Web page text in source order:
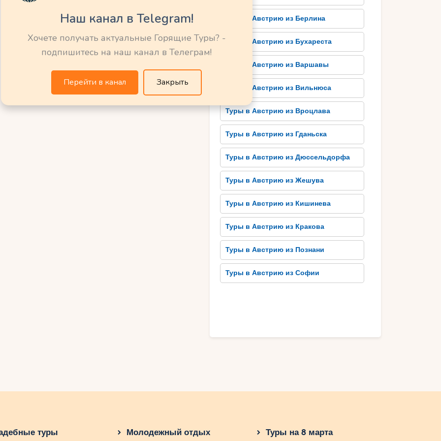
– от легких для начинающих до
того, на курорте есть множество
склонах, которые помогут сделать
фрирайда на незабываемых
неповторимые эмоции и большую
Туры в Австрию из Берлина
Туры в Австрию из Бухареста
Туры в Австрию из Варшавы
Туры в Австрию из Вильнюса
Туры в Австрию из Вроцлава
Туры в Австрию из Гданьска
Туры в Австрию из Дюссельдорфа
Туры в Австрию из Жешува
Туры в Австрию из Кишинева
Туры в Австрию из Кракова
Туры в Австрию из Познани
Туры в Австрию из Софии
туры Молодежный отдых Туры на 8 марта
Наш канал в Telegram!
Хочете получать актуальные Горящие Туры? -
подпишитесь на наш канал в Телеграм!
Перейти в канал Закрыть